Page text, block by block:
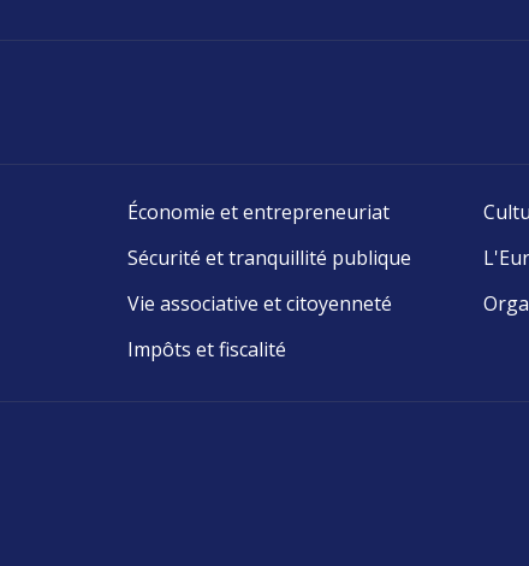
Économie et entrepreneuriat
Sécurité et tranquillité publique
Vie associative et citoyenneté
Impôts et fiscalité